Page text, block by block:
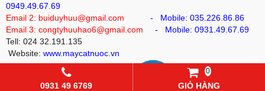
0949.49.67.69
Email 2: buiduyhuu@gmail.com - Mobile: 035.226.86.86
Email 3: congtyhuuhao6@gmail.com
- Mobile: 0931.49.67.69
Tell: 024 32.191.135
Website: www.maycatnuoc.vn
0931 49 6769
0
GIỎ HÀNG